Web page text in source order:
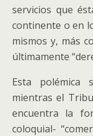
servicios que
continente o en
mismos y, más
últimamente
Esta polémica
mientras el
encuentra la
coloquial-